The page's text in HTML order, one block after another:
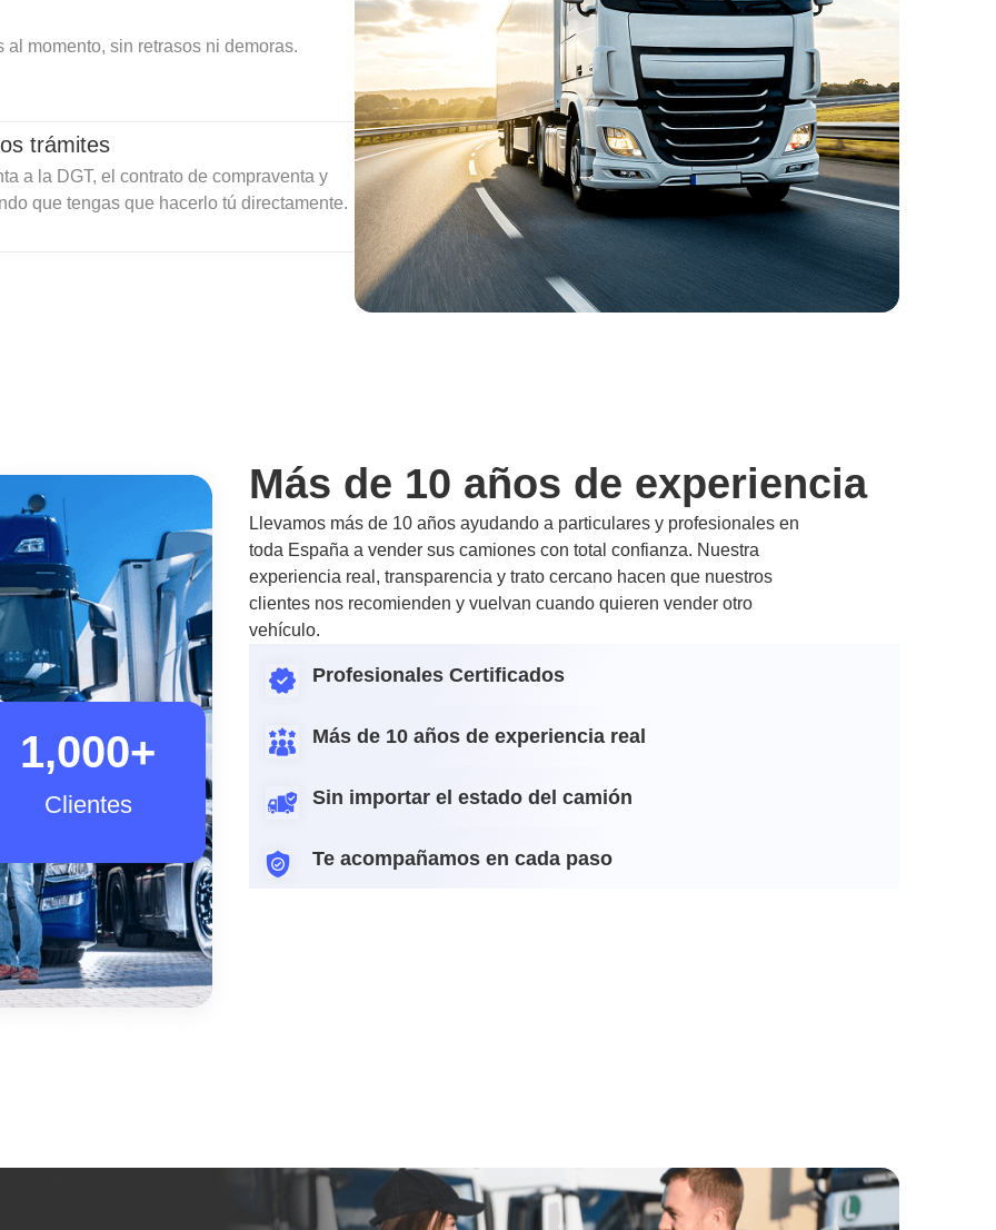
momento, sin retrasos ni demoras.
trámites
a la DGT, el contrato de compraventa y
que tengas que hacerlo tú directamente.
Clientes
1,000+
Más de 10 años de experiencia
Llevamos más de 10 años ayudando a particulares y profesionales en
toda España a vender sus camiones con total confianza. Nuestra
experiencia real, transparencia y trato cercano hacen que nuestros
clientes nos recomienden y vuelvan cuando quieren vender otro
vehículo.
Profesionales Certificados
Más de 10 años de experiencia real
Sin importar el estado del camión
Te acompañamos en cada paso